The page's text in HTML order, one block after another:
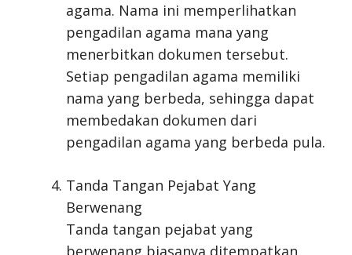
agama. Nama ini memperlihatkan
pengadilan agama mana yang
menerbitkan dokumen tersebut.
Setiap pengadilan agama memiliki
nama yang berbeda, sehingga dapat
membedakan dokumen dari
pengadilan agama yang berbeda pula.
Tanda Tangan Pejabat Yang
Berwenang
Tanda tangan pejabat yang